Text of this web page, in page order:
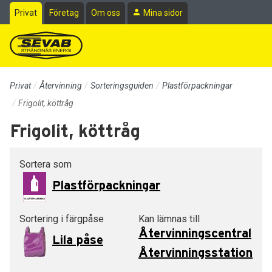
Till sidans huvudinnehåll
Privat Företag Om oss Mina sidor
Privat Återvinning Sorteringsguiden
Plastförpackningar
Frigolit, köttråg
Frigolit, köttråg
Sortera som
Plastförpackningar
Sortering i färgpåse
Lila påse
Kan lämnas till
Återvinningscentral
Återvinningsstation